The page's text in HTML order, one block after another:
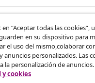
mas
en “Aceptar todas las cookies”,
en su dispositivo para
el uso del mismo,colaborar
anuncios personalizados. Las
la personalización de anuncios.
y cookies